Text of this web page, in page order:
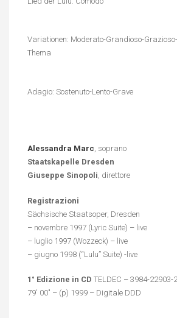
Variationen: Moderato-Grandioso-
Thema
Adagio: Sostenuto-Lento-Grave
Alessandra Marc, soprano
Staatskapelle Dresden
Giuseppe Sinopoli, direttore
Registrazioni
Sächsische Staatsoper, Dresden
– novembre 1997 (Lyric Suite) – live
– luglio 1997 (Wozzeck) – live
– giugno 1998 (“Lulu” Suite) -live
1° Edizione in CD TELDEC – 3984-
79′ 00″ – (p) 1999 – Digitale DDD